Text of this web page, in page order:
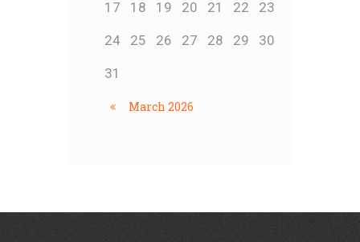
17 18 19 20 21 22 23
24 25 26 27 28 29 30
31
March 2026